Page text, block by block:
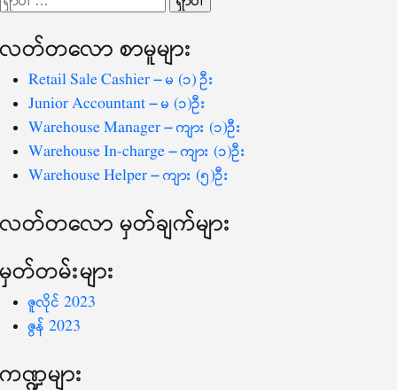
ပြ
စကားလုံး
လတ်တ‌လော စာမူများ
Retail Sale Cashier – မ (၁) ဦး
Junior Accountant – မ (၁)ဦး
Warehouse Manager – ကျား (၁)ဦး
Warehouse In-charge – ကျား (၁)ဦး
Warehouse Helper – ကျား (၅)ဦး
လတ်တ‌လော မှတ်ချက်များ
မှတ်တမ်းများ
ဇူလိုင် 2023
ဇွန် 2023
ကဏ္ဍများ